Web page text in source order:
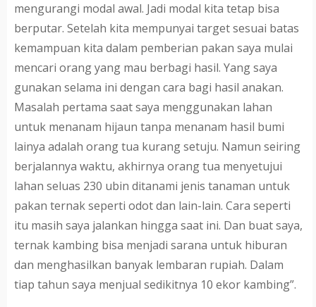
mengurangi modal awal. Jadi modal kita tetap bisa
berputar. Setelah kita mempunyai target sesuai batas
kemampuan kita dalam pemberian pakan saya mulai
mencari orang yang mau berbagi hasil. Yang saya
gunakan selama ini dengan cara bagi hasil anakan.
Masalah pertama saat saya menggunakan lahan
untuk menanam hijaun tanpa menanam hasil bumi
lainya adalah orang tua kurang setuju. Namun seiring
berjalannya waktu, akhirnya orang tua menyetujui
lahan seluas 230 ubin ditanami jenis tanaman untuk
pakan ternak seperti odot dan lain-lain. Cara seperti
itu masih saya jalankan hingga saat ini. Dan buat saya,
ternak kambing bisa menjadi sarana untuk hiburan
dan menghasilkan banyak lembaran rupiah. Dalam
tiap tahun saya menjual sedikitnya 10 ekor kambing”.